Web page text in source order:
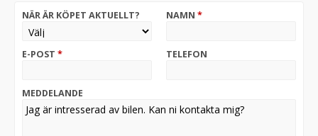
TH400 låda 3 stegad, en fantastisk bil i mycket bra
skick, varje bilsamlares dröm Ring eller maila för mer
The world's most expensive car in 1971, a very rare
model that was only built in 25 copies and based on the
Pontiac Grand Prix, Many celebrities and rich and
NÄR ÄR KÖPET AKTUELLT? NAMN *
E-POST * TELEFON
MEDDELANDE